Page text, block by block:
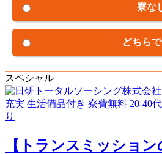
寮な
どちら
スペシャル
【トランスミッショ